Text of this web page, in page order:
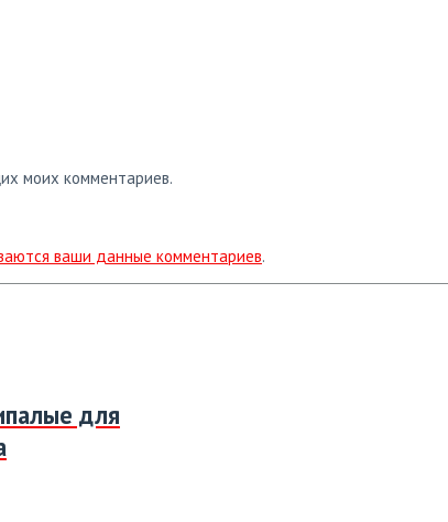
моих комментариев.
ваши данные комментариев.
для